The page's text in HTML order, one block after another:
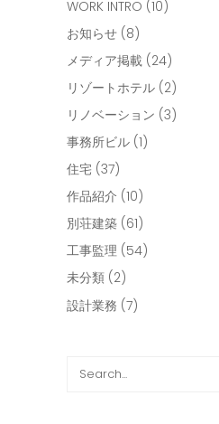
WORK INTRO (10)
お知らせ (8)
メディア掲載 (24)
リゾートホテル (2)
リノベーション (3)
事務所ビル (1)
住宅 (37)
作品紹介 (10)
別荘建築 (61)
工事監理 (54)
未分類 (2)
設計業務 (7)
Search